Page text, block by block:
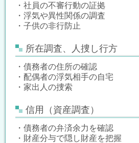
・社員の不審行動の証拠
・浮気や異性関係の調査
・子供の非行防止
所在調査、人捜し行方
・債務者の住所の確認
・配偶者の浮気相手の自宅
・家出人の捜索
信用（資産調査）
・債務者の弁済余力を確認
・財産分与で隠し財産を把握